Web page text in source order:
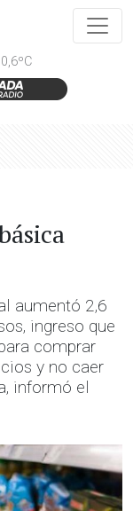
0,6ºC
aumentó 2,6
ingreso que
comprar
y no caer
informó el